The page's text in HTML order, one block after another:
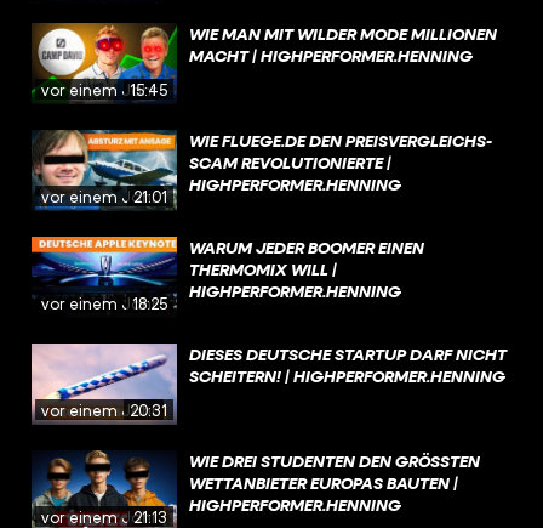
vor einem Jahr
15:45
WIE MAN MIT WILDER MODE MILLIONEN
MACHT | HIGHPERFORMER.HENNING
vor einem Jahr
21:01
WIE FLUEGE.DE DEN PREISVERGLEICHS-
SCAM REVOLUTIONIERTE |
HIGHPERFORMER.HENNING
vor einem Jahr
18:25
WARUM JEDER BOOMER EINEN
THERMOMIX WILL |
HIGHPERFORMER.HENNING
vor einem Jahr
20:31
DIESES DEUTSCHE STARTUP DARF NICHT
SCHEITERN! | HIGHPERFORMER.HENNING
vor einem Jahr
21:13
WIE DREI STUDENTEN DEN GRÖSSTEN W
ETTANBIETER EUROPAS BAUTEN | H
IGHPERFORMER.HENNING